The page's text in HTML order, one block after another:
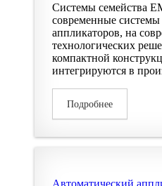
Системы семейства
современные
аппликаторов, на
технологических
компактной
интегрируются в
Подробнее
Автоматический